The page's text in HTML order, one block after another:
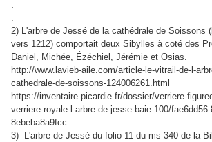
.
2) L'arbre de Jessé de la cathédrale de Soissons
vers 1212) comportait deux Sibylles à coté des
Daniel, Michée, Ézéchiel, Jérémie et Osias.
http://www.lavieb-aile.com/article-le-vitrail-de-l-
cathedrale-de-soissons-124006261.html
https://inventaire.picardie.fr/dossier/verriere-
verriere-royale-l-arbre-de-jesse-baie-100/
8ebeba8a9fcc
3) L'arbre de Jessé du folio 11 du ms 340 de la